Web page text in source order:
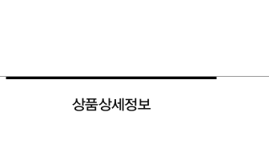
상품상세정보